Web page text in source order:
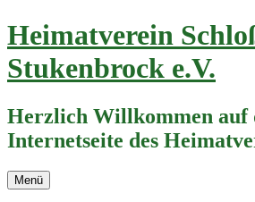
Zum
Inhalt
springen
Heimatverein
Stukenbrock e.V.
Herzlich Willkommen auf
Internetseite des
Menü